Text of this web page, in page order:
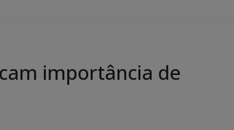
importância de